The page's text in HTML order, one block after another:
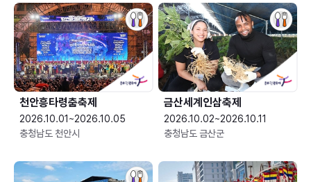
천안흥타령춤축제
2026.10.01~2026.10.05
충청남도 천안시
금산세계인삼축제
2026.10.02~2026.10.11
충청남도 금산군